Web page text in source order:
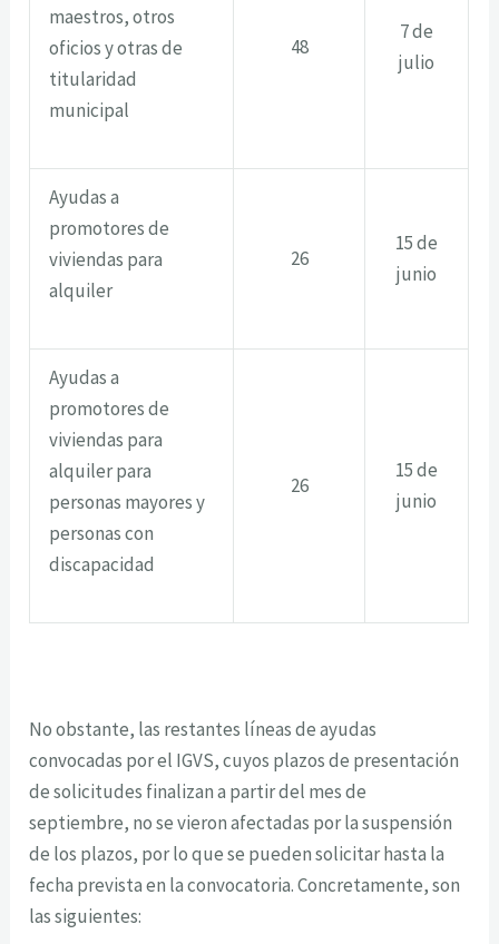
maestros, otros
oficios y otras de
titularidad
municipal
48
7 de
julio
Ayudas a
promotores de
viviendas para
alquiler
26
15 de
junio
Ayudas a
promotores de
viviendas para
alquiler para
personas mayores y
personas con
discapacidad
26
15 de
junio
No obstante, las restantes líneas de ayudas
convocadas por el IGVS, cuyos plazos de presentación
de solicitudes finalizan a partir del mes de
septiembre, no se vieron afectadas por la suspensión
de los plazos, por lo que se pueden solicitar hasta la
fecha prevista en la convocatoria. Concretamente, son
las siguientes: